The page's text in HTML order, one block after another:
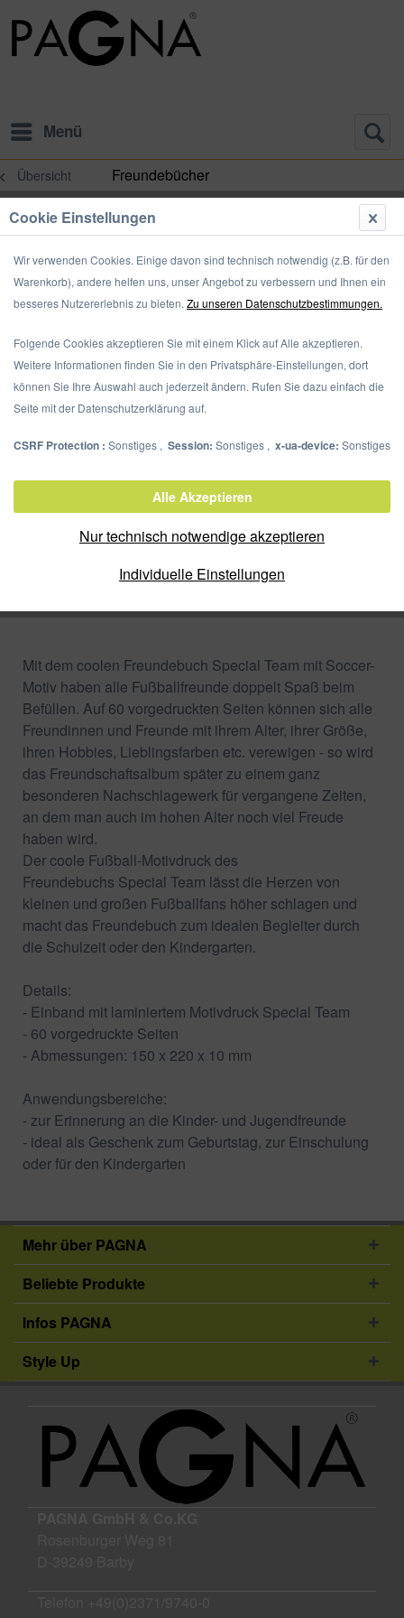
Menü
Übersicht Freundebücher
Freundebuch Special Team
Artikel-Nr.:
20359-15
Verpackungseinheit:
Mit dem coolen Freundebuch Special Team mit Soccer-
Motiv haben alle Fußballfreunde doppelt Spaß beim
Befüllen. Auf 60 vorgedruckten Seiten können sich alle
Freundinnen und Freunde mit ihrem Alter, ihrer Größe,
ihren Hobbies, Lieblingsfarben etc. verewigen - so wird
das Freundschaftsalbum später zu einem ganz
besonderen Nachschlagewerk für vergangene Zeiten,
an dem man auch im hohen Alter noch viel Freude
haben wird.
Der coole Fußball-Motivdruck des
Freundebuchs Special Team lässt die Herzen von
kleinen und großen Fußballfans höher schlagen und
macht das Freundebuch zum idealen Begleiter durch
die Schulzeit oder den Kindergarten.
Details:
- Einband mit laminiertem Motivdruck Special Team
- 60 vorgedruckte Seiten
- Abmessungen: 150 x 220 x 10 mm
Anwendungsbereiche:
- zur Erinnerung an die Kinder- und Jugendfreunde
- ideal als Geschenk zum Geburtstag, zur Einschulung
oder für den Kindergarten
Mehr über PAGNA
Beliebte Produkte
Infos PAGNA
Style Up
Cookie Einstellungen
Wir verwenden Cookies. Einige davon sind technisch notwendig (z.B. für den
Warenkorb), andere helfen uns, unser Angebot zu verbessern und Ihnen ein
besseres Nutzererlebnis zu bieten. Zu unseren Datenschutzbestimmungen.
Folgende Cookies akzeptieren Sie mit einem Klick auf Alle akzeptieren.
Weitere Informationen finden Sie in den Privatsphäre-Einstellungen, dort
können Sie Ihre Auswahl auch jederzeit ändern. Rufen Sie dazu einfach die
Seite mit der Datenschutzerklärung auf.
CSRF Protection : Sonstiges , Session: Sonstiges , x-ua-device: Sonstiges
Individuelle Einstellungen
Nur technisch notwendige akzeptieren
Alle Akzeptieren